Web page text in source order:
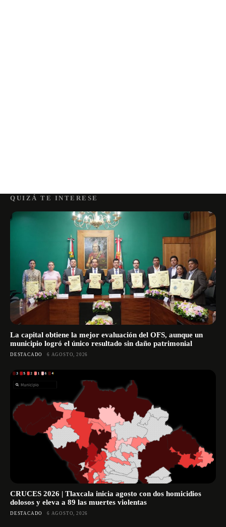
QUIZÁ TE INTERESE
La capital obtiene la mejor evaluación del OFS, aunque un
municipio logró el único resultado sin daño patrimonial
DESTACADO 6 AGOSTO, 2026
CRUCES 2026 | Tlaxcala inicia agosto con dos homicidios
dolosos y eleva a 89 las muertes violentas
DESTACADO 6 AGOSTO, 2026